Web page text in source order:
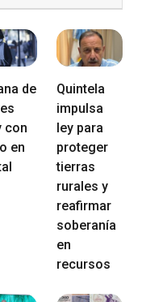
de
con
en
Quintela
impulsa
ley para
proteger
tierras
rurales y
reafirmar
soberanía
en
recursos